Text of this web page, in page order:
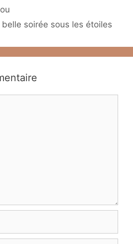
soirée sous les étoiles